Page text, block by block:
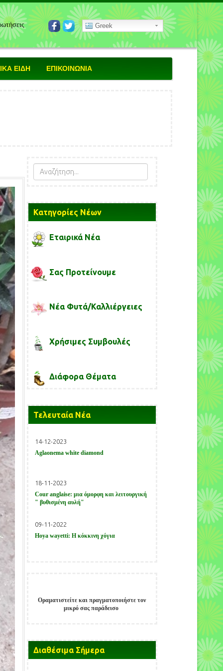
Greek
ΕΙΔΗ ΕΠΙΚΟΙΝΩΝΙΑ
Κατηγορίες Νέων
Εταιρικά Νέα
Σας Προτείνουμε
Νέα Φυτά/Καλλιέργειες
Χρήσιμες Συμβουλές
Διάφορα Θέματα
Τελευταία Νέα
14-12-2023
Aglaonema white diamond
18-11-2023
Cour anglaise: μια όμορφη και λειτουργική
" βυθισμένη αυλή"
09-11-2022
Hoya wayetti: Η κόκκινη χόγια
Οραματιστείτε και πραγματοποιήστε τον
μικρό σας παράδεισο
přístup
ke
Διαθέσιμα Σήμερα